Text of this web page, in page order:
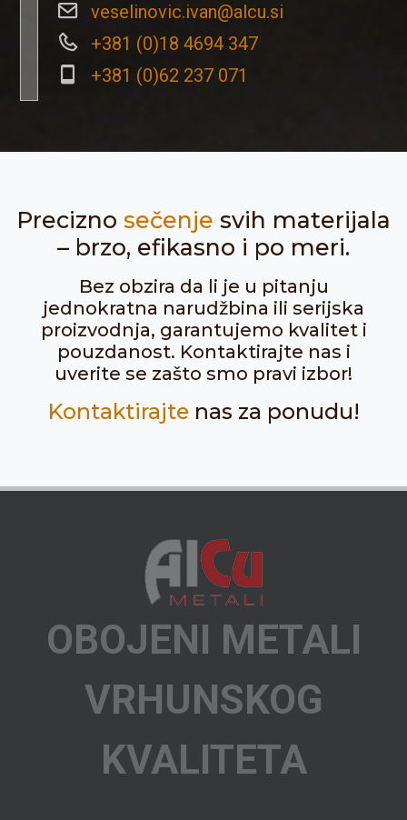
veselinovic.ivan@alcu.si
+381 (0)18 4694 347
+381 (0)62 237 071
Precizno sečenje svih materijala
– brzo, efikasno i po meri.
Bez obzira da li je u pitanju
jednokratna narudžbina ili serijska
proizvodnja, garantujemo kvalitet i
pouzdanost. Kontaktirajte nas i
uverite se zašto smo pravi izbor!
Kontaktirajtenas za ponudu!
OBOJENI METALI
VRHUNSKOG
KVALITETA